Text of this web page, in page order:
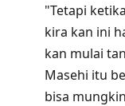
"Tetapi
kira kan ini
kan mulai
Masehi itu
bisa